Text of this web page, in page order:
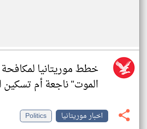
خطط موريتانيا
الموت" ناجعة أم
اخبار موريتانيا
Politics